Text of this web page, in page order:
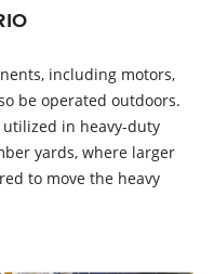
including motors,
be operated outdoors.
in heavy-duty
yards, where larger
to move the heavy